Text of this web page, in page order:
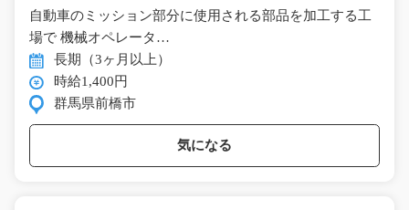
自動車のミッション部分に使用される部品を加工する工
場で 機械オペレータ…
長期（3ヶ月以上）
時給1,400円
群馬県前橋市
気になる